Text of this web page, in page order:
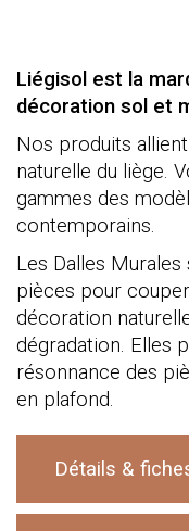
Liégisol est la
décoration sol et
Nos produits
naturelle du liège.
gammes des
contemporains.
Les Dalles
pièces pour
décoration
dégradation. Elles
résonnance des
en plafond.
Détails &